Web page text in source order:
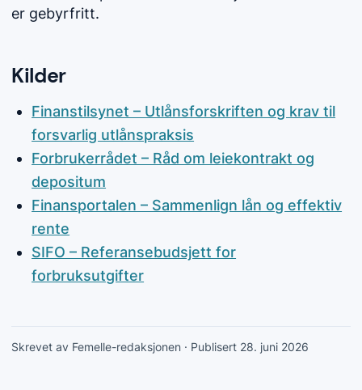
er gebyrfritt.
Kilder
Finanstilsynet – Utlånsforskriften og krav til
forsvarlig utlånspraksis
Forbrukerrådet – Råd om leiekontrakt og
depositum
Finansportalen – Sammenlign lån og effektiv
rente
SIFO – Referansebudsjett for
forbruksutgifter
Skrevet av Femelle-redaksjonen · Publisert 28. juni 2026